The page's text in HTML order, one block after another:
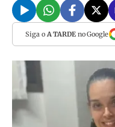
Siga o A TARDEno Google